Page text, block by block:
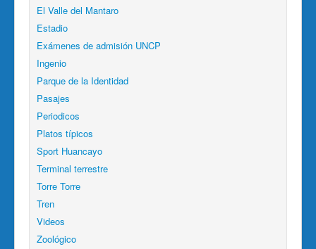
El Valle del Mantaro
Estadio
Exámenes de admisión UNCP
Ingenio
Parque de la Identidad
Pasajes
Periodicos
Platos típicos
Sport Huancayo
Terminal terrestre
Torre Torre
Tren
Videos
Zoológico